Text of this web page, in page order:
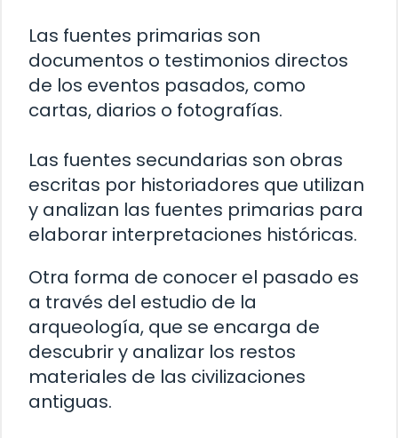
Las fuentes primarias son
documentos o testimonios directos
de los eventos pasados, como
cartas, diarios o fotografías.
Las fuentes secundarias son obras
escritas por historiadores que utilizan
y analizan las fuentes primarias para
elaborar interpretaciones históricas.
Otra forma de conocer el pasado es
a través del estudio de la
arqueología, que se encarga de
descubrir y analizar los restos
materiales de las civilizaciones
antiguas.